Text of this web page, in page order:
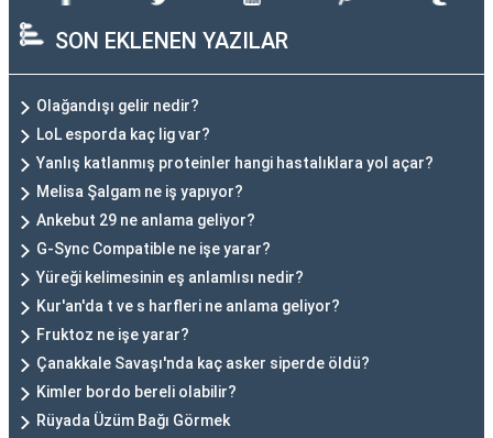
SON EKLENEN YAZILAR
Olağandışı gelir nedir?
LoL esporda kaç lig var?
Yanlış katlanmış proteinler hangi hastalıklara yol açar?
Melisa Şalgam ne iş yapıyor?
Ankebut 29 ne anlama geliyor?
G-Sync Compatible ne işe yarar?
Yüreği kelimesinin eş anlamlısı nedir?
Kur'an'da t ve s harfleri ne anlama geliyor?
Fruktoz ne işe yarar?
Çanakkale Savaşı'nda kaç asker siperde öldü?
Kimler bordo bereli olabilir?
Rüyada Üzüm Bağı Görmek